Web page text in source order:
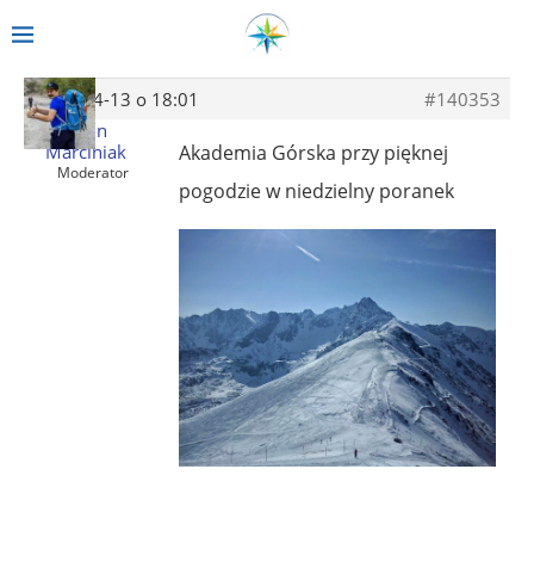
2014-04-13 o 18:01
#140353
Albin
Marciniak
Moderator
Akademia Górska przy pięknej
pogodzie w niedzielny poranek